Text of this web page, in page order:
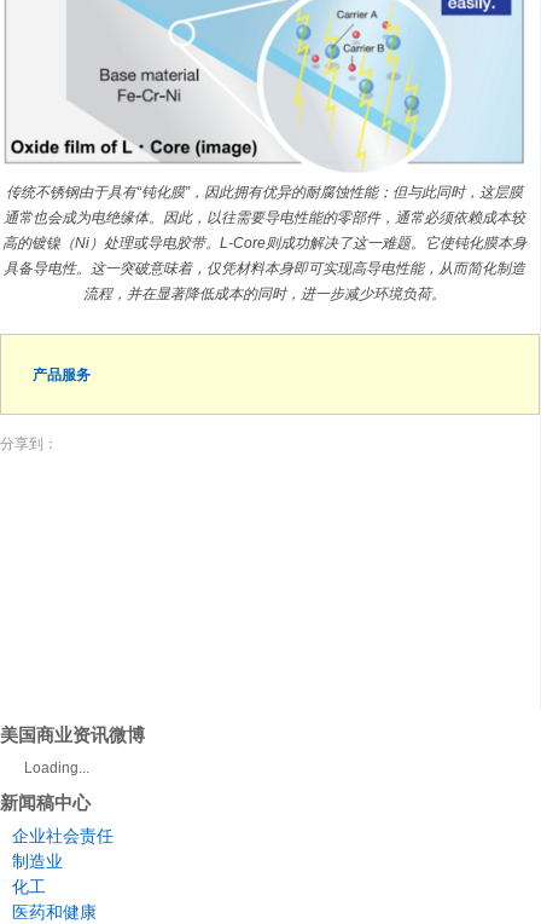
传统不锈钢由于具有“钝化膜”，因此拥有优异的耐腐蚀性能；但与此同时，这层膜
通常也会成为电绝缘体。因此，以往需要导电性能的零部件，通常必须依赖成本较
高的镀镍（Ni）处理或导电胶带。L-Core则成功解决了这一难题。它使钝化膜本身
具备导电性。这一突破意味着，仅凭材料本身即可实现高导电性能，从而简化制造
流程，并在显著降低成本的同时，进一步减少环境负荷。
产品服务
分享到：
美国商业资讯微博
Loading...
新闻稿中心
企业社会责任
制造业
化工
医药和健康